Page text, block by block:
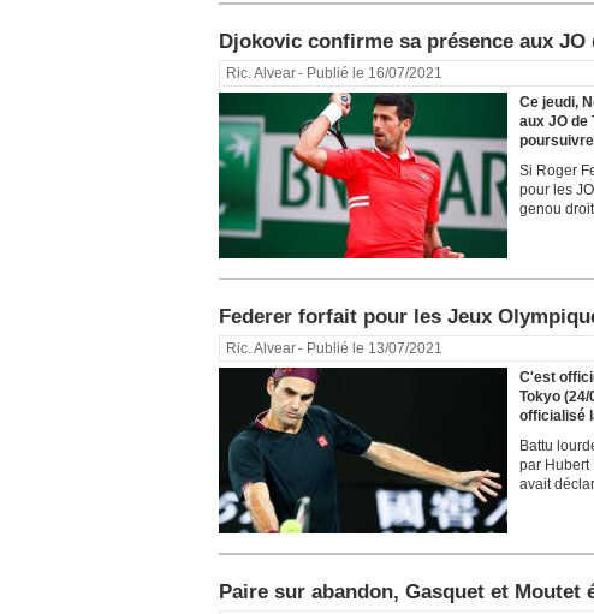
Djokovic confirme sa présence aux JO
Ric. Alvear- Publié le 16/07/2021
Ce jeudi,
aux JO de
Si Roger
pour les
genou
Federer forfait pour les Jeux
Ric. Alvear- Publié le 13/07/2021
C'est
Tokyo (24/
officialisé
Battu
par Hubert
avait
Paire sur abandon, Gasquet et Moutet